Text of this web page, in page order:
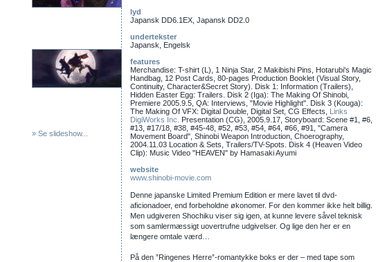
» Se slideshow...
lyd
Japansk DD6.1EX, Japansk DD2.0
undertekster
Japansk, Engelsk
features
Merchandise: T-shirt (L), 1 Ninja Star, 2 Makibishi Pins, Hotarubi's Magic
Handbag, 12 Post Cards, 80-pages Production Booklet (Visual Story,
Continuity, Character&Secret Story). Disk 1: Information (Trailers),
Hidden Easter Egg: Trailers. Disk 2 (Iga): The Making Of Shinobi,
Premiere 2005.9.5, QA: Interviews, "Movie Highlight". Disk 3 (Kouga):
The Making Of VFX: Digital Double, Digital Set, CG Effects, Links
DigiWorks Inc.
Presentation (CG), 2005.9.17, Storyboard: Scene #1, #6,
#13, #17/18, #38, #45-48, #52, #53, #54, #64, #66, #91, "Camera
Movement Board", Shinobi Weapon Introduction, Choerography,
2004.11.03 Location & Sets, Trailers/TV-Spots. Disk 4 (Heaven Video
Clip): Music Video "HEAVEN" by Hamasaki Ayumi
website
www.shinobi-movie.com
Denne japanske Limited Premium Edition er mere lavet til dvd-
aficionadoer, end forbeholdne økonomer. For den kommer ikke helt billig.
Men udgiveren Shochiku viser sig igen, at kunne levere såvel teknisk
som samlermæssigt uovertrufne udgivelser. Og lige den her er en
længere omtale værd…
På den ”Ringenes Herre”-romantykke boks er der – med tape som